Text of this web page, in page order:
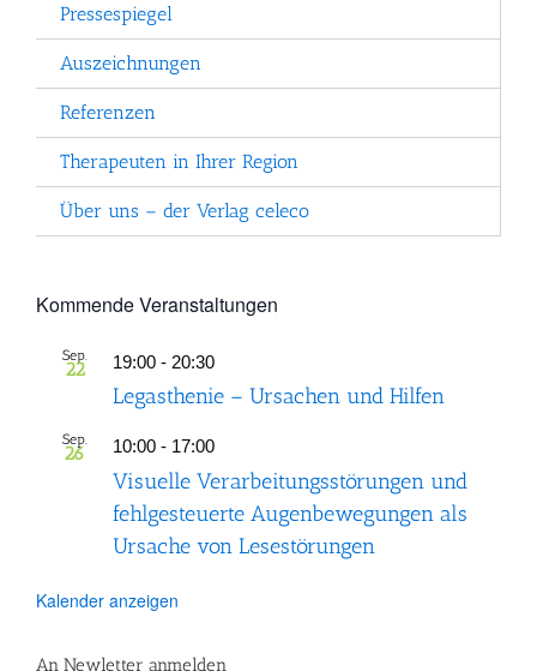
Pressespiegel
Auszeichnungen
Referenzen
Therapeuten in Ihrer Region
Über uns – der Verlag celeco
Kommende Veranstaltungen
Sep.
22 19:00 - 20:30
Legasthenie – Ursachen und Hilfen
Sep.
26 10:00 - 17:00
Visuelle Verarbeitungsstörungen und
fehlgesteuerte Augenbewegungen als
Ursache von Lesestörungen
Kalender anzeigen
An Newletter anmelden